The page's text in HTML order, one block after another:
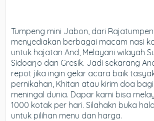
Tumpeng mini Jabon, dari
menyediakan berbagai macam nasi
untuk hajatan And, Melayani wilayah
Sidoarjo dan Gresik. Jadi sekarang
repot jika ingin gelar acara baik
pernikahan, Khitan atau kirim doa
meningal dunia. Dapar kami bisa
1000 kotak per hari. Silahakn buka
untuk pilihan menu dan harga.